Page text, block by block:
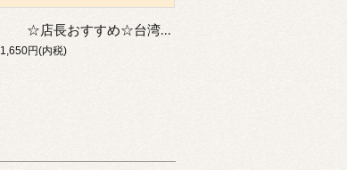
☆店長おすすめ☆台湾屋台で大人気☆ 成功胡椒餅（フージャオビン：こしょうもち）／３個入り／※冷凍または冷蔵発送のみ【常温発送不可】／◆別途クール便代がかかります
1,650円(内税)